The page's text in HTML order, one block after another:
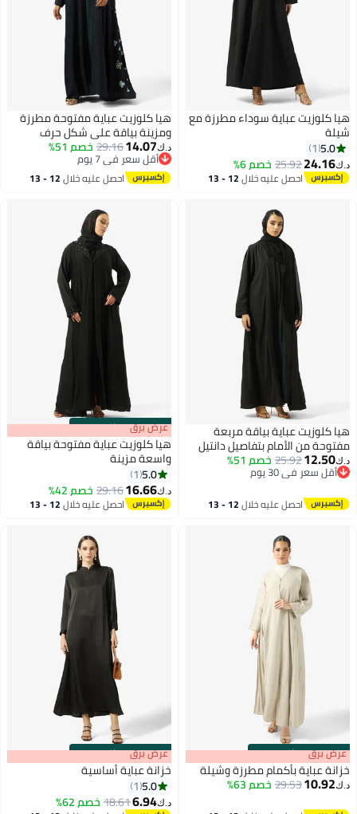
هيا كلوزيت عباية سوداء مطرزة مع
شيلة
5.0
1
د.ك‏24.16
25.92خصم 6%
احصل عليه خلال 12 - 13
هيا كلوزيت عباية مفتوحة مطرزة
ومزينة بياقة على شكل حرف
د.ك‏14.07
29.16خصم 51%
أقل سعر في 7 يوم
أقل سعر في 7 يوماحصل عليه خلال 12 - 13
هيا كلوزيت عباية بياقة مربعة
مفتوحة من الأمام بتفاصيل دانتيل
د.ك‏12.50
25.92خصم 51%
أقل سعر في 30 يوم
أقل سعر في 30 يوم
احصل عليه خلال 12 - 13
00m:00s
·باقي 100% عرض برق
هيا كلوزيت عباية مفتوحة بياقة
واسعة مزينة
5.0
1
د.ك‏16.66
29.16خصم 42%
احصل عليه خلال 12 - 13
00m:00s
·باقي 100% عرض برق
خزانة عباية بأكمام مطرزة وشيلة
د.ك‏10.92
29.53خصم 63%
00m:00s
·باقي 100% عرض برق
خزانة عباية أساسية
5.0
1
د.ك‏6.94
18.61خصم 62%